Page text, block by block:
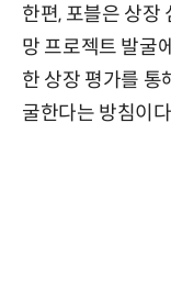
한편, 포블은 상장
망 프로젝트 발굴
한 상장 평가를 통
굴한다는 방침이